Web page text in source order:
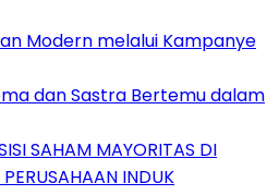
Modern melalui Kampanye
dan Sastra Bertemu dalam
SAHAM MAYORITAS DI
INDUK